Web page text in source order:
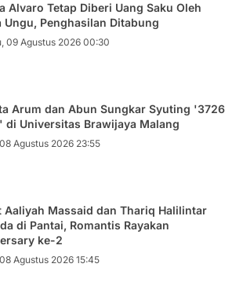
Alvaro Tetap Diberi Uang Saku Oleh
Pasha Ungu, Penghasilan Ditabung
09 Agustus 2026 00:30
Arum dan Abun Sungkar Syuting '3726
di Universitas Brawijaya Malang
Agustus 2026 23:55
Aaliyah Massaid dan Thariq Halilintar
di Pantai, Romantis Rayakan
ke-2
Agustus 2026 15:45